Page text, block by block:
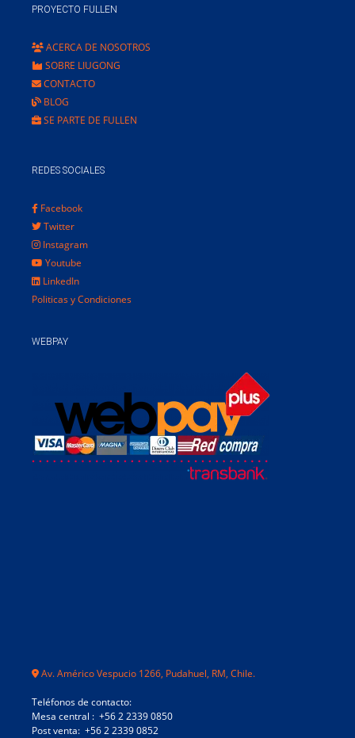
PROYECTO FULLEN
ACERCA DE NOSOTROS
SOBRE LIUGONG
CONTACTO
BLOG
SE PARTE DE FULLEN
REDES SOCIALES
Facebook
Twitter
Instagram
Youtube
LinkedIn
Politicas y Condiciones
WEBPAY
Av. Américo Vespucio 1266, Pudahuel, RM, Chile.
Teléfonos de contacto:
Mesa central : +56 2 2339 0850
Post venta: +56 2 2339 0852